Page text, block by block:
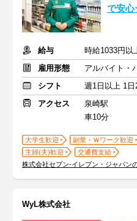
で安
給与
時給1033円以
雇用形態
アルバイト・
シフト
週1日以上 1
アクセス
泉崎駅
車10分
大学生歓迎 副業・Ｗワーク歓迎
主婦(夫)歓迎
交通費支給
株式会社セブン-イレブン・ジャパン
WyL株式会社